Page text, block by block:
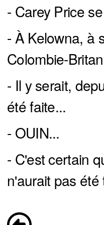
- Carey Price
- À Kelowna, à
Colombie-
- Il y serait,
été faite...
- OUIN...
- C'est certain
n'aurait pas